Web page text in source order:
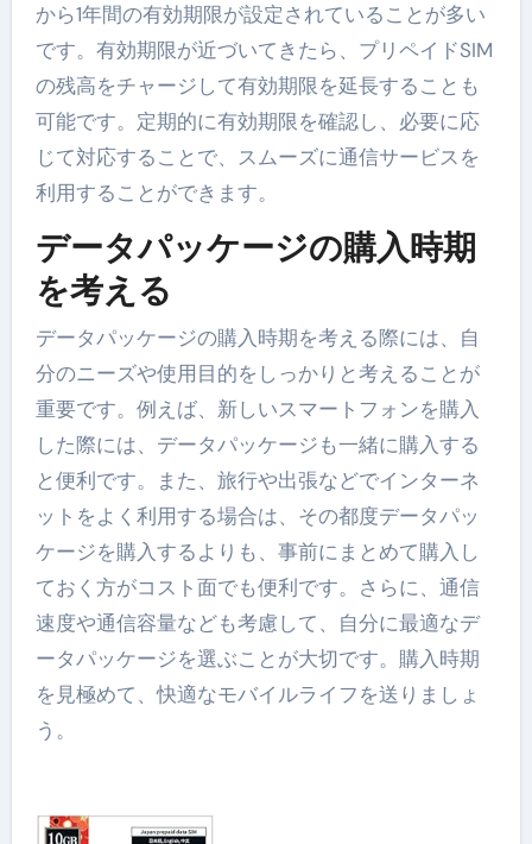
から1年間の有効期限が設定されていることが多い
です。有効期限が近づいてきたら、プリペイドSIM
の残高をチャージして有効期限を延長することも
可能です。定期的に有効期限を確認し、必要に応
じて対応することで、スムーズに通信サービスを
利用することができます。
データパッケージの購入時期
を考える
データパッケージの購入時期を考える際には、自
分のニーズや使用目的をしっかりと考えることが
重要です。例えば、新しいスマートフォンを購入
した際には、データパッケージも一緒に購入する
と便利です。また、旅行や出張などでインターネ
ットをよく利用する場合は、その都度データパッ
ケージを購入するよりも、事前にまとめて購入し
ておく方がコスト面でも便利です。さらに、通信
速度や通信容量なども考慮して、自分に最適なデ
ータパッケージを選ぶことが大切です。購入時期
を見極めて、快適なモバイルライフを送りましょ
う。